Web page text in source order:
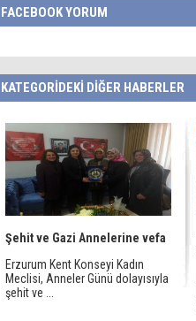
FACEBOOK YORUM
KATEGORİDEKİ DİĞER HABERLER
Şehit ve Gazi Annelerine vefa
Erzurum Kent Konseyi Kadın
Meclisi, Anneler Günü dolayısıyla
şehit ve ...